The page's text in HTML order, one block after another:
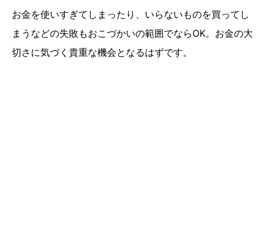
お金を使いすぎてしまったり、いらないものを買ってし
まうなどの失敗もおこづかいの範囲でならOK。お金の大
切さに気づく貴重な機会となるはずです。